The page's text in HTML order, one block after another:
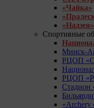
«Чайка»
«Надзея»
Спортивные
Минск-
РЦОП
РЦОП
Стадион
«Archery